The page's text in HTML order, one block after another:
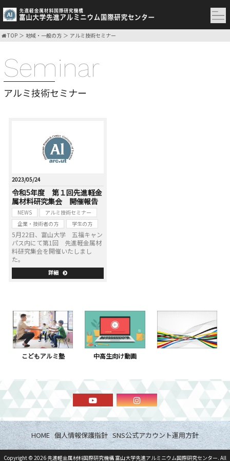
TOP 地域・一般の方 アルミ技術セミナー
Seminar
アルミ技術セミナー
2023/05/24
令和5年度 第１回先進軽金
属材料研究集会 開催報告
NEWS
アルミ技術セミナー
企業・技術者の方
学生の方
5月22日、富山大学 五福キャン
パス内にて第1回 先進軽金属材
料研究集会を開催いたしまし
た。
詳細
こどもアルミ塾 中高生向け動画
HOME 個人情報保護指針 SNS公式アカウント運用方針
Copyright © 2026 先進軽金属材料国際研究機構 富山大学先進アルミニウム国際研究センター. All